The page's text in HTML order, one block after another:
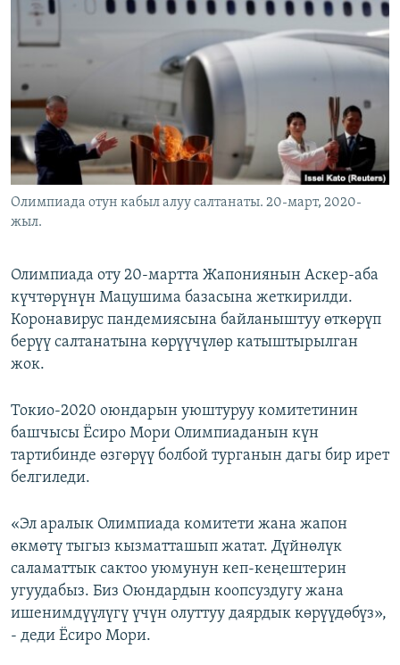
БИЗ ЖАНА ДҮЙНӨ
ДАНИСТЕ
АЗАТТЫК+
ЫҢГАЙСЫЗ СУРООЛОР
ЭЕ/АРнун бардык сайттары
Олимпиада отун кабыл алуу салтанаты. 20-март, 2020-
жыл.
Олимпиада оту 20-мартта Жапониянын Аскер-аба
күчтөрүнүн Мацушима базасына жеткирилди.
Коронавирус пандемиясына байланыштуу өткөрүп
берүү салтанатына көрүүчүлөр катыштырылган
жок.
Токио-2020 оюндарын уюштуруу комитетинин
башчысы Ёсиро Мори Олимпиаданын күн
тартибинде өзгөрүү болбой турганын дагы бир ирет
белгиледи.
«Эл аралык Олимпиада комитети жана жапон
өкмөтү тыгыз кызматташып жатат. Дүйнөлүк
саламаттык сактоо уюмунун кеп-кеңештерин
угуудабыз. Биз Оюндардын коопсуздугу жана
ишенимдүүлүгү үчүн олуттуу даярдык көрүүдөбүз»,
- деди Ёсиро Мори.